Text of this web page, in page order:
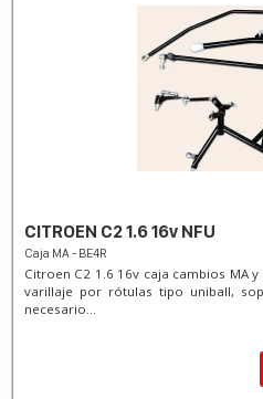
CITROEN C2 1.6 16v NFU
Caja MA - BE4R
Citroen C2 1.6 16v caja cambios MA
varillaje por rótulas tipo uniball,
necesario...